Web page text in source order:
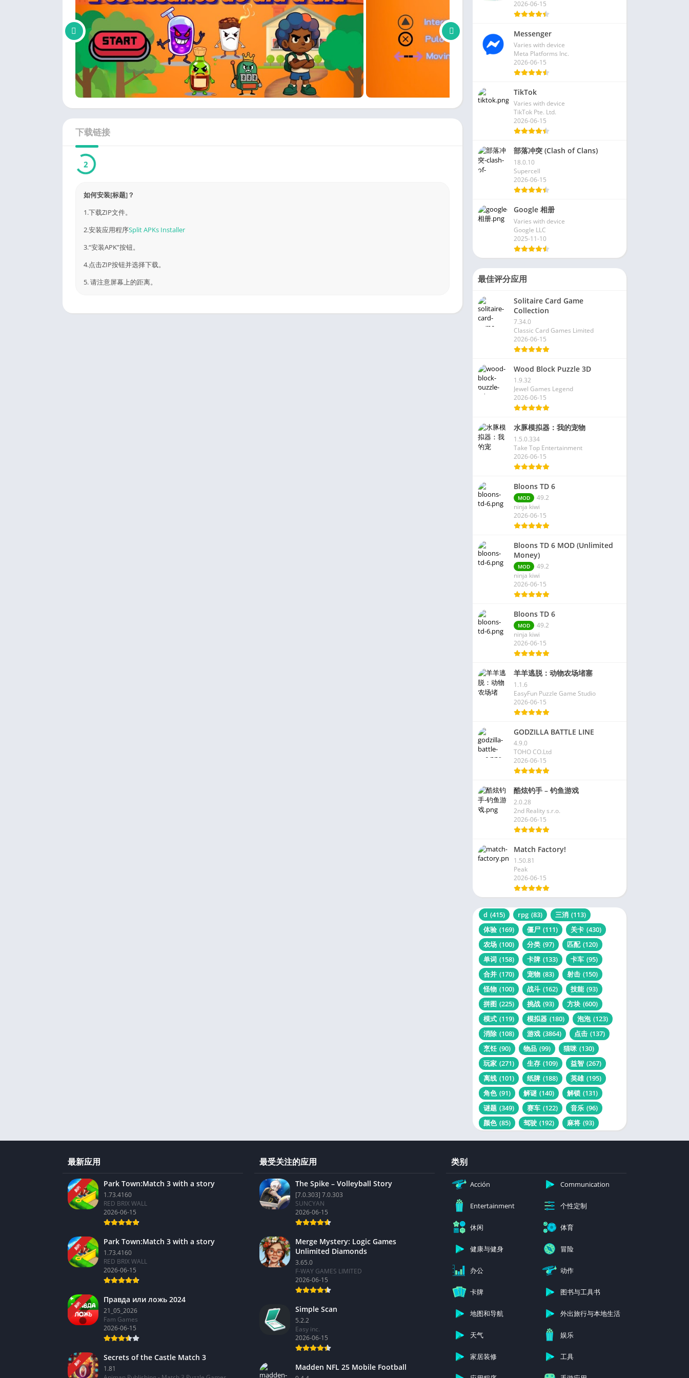
下载链接
1
如何安装[标题]？
1.下载ZIP文件。
2.安装应用程序Split APKs Installer
3.“安装APK”按钮。
4.点击ZIP按钮并选择下载。
5. 请注意屏幕上的距离。
2026-06-15
Messenger
Varies with device
Meta Platforms Inc.
2026-06-15
TikTok
Varies with device
TikTok Pte. Ltd.
2026-06-15
部落冲突 (Clash of Clans)
18.0.10
Supercell
2026-06-15
Google 相册
Varies with device
Google LLC
2025-11-10
最佳评分应用
Solitaire Card Game
Collection
7.34.0
Classic Card Games Limited
2026-06-15
Wood Block Puzzle 3D
1.9.32
Jewel Games Legend
2026-06-15
水豚模拟器：我的宠物
1.5.0.334
Take Top Entertainment
2026-06-15
Bloons TD 6
MOD
49.2
ninja kiwi
2026-06-15
Bloons TD 6 MOD (Unlimited
Money)
MOD
49.2
ninja kiwi
2026-06-15
Bloons TD 6
MOD
49.2
ninja kiwi
2026-06-15
羊羊逃脱：动物农场堵塞
1.1.6
EasyFun Puzzle Game Studio
2026-06-15
GODZILLA BATTLE LINE
4.9.0
TOHO CO.Ltd
2026-06-15
酷炫钓手 – 钓鱼游戏
2.0.28
2nd Reality s.r.o.
2026-06-15
Match Factory!
1.50.81
Peak
2026-06-15
d (415) rpg (83) 三消 (113)
体验 (169) 僵尸 (111) 关卡 (430)
农场 (100) 分类 (97) 匹配 (120)
单词 (158) 卡牌 (133) 卡车 (95)
合并 (170) 宠物 (83) 射击 (150)
怪物 (100) 战斗 (162) 技能 (93)
拼图 (225) 挑战 (93) 方块 (600)
模式 (119) 模拟器 (180) 泡泡 (123)
消除 (108) 游戏 (3864) 点击 (137)
烹饪 (90) 物品 (99) 猫咪 (130)
玩家 (271) 生存 (109) 益智 (267)
离线 (101) 纸牌 (188) 英雄 (195)
角色 (91) 解谜 (140) 解锁 (131)
谜题 (349) 赛车 (122) 音乐 (96)
颜色 (85) 驾驶 (192) 麻将 (93)
最新应用
新的
Park Town:Match 3 with a story
1.73.4160
RED BRIX WALL
2026-06-15
新的
Park Town:Match 3 with a story
1.73.4160
RED BRIX WALL
2026-06-15
新的
Правда или ложь 2024
21_05_2026
Fam Games
2026-06-15
新的
Secrets of the Castle Match 3
1.81
最受关注的应用
The Spike – Volleyball Story
[7.0.303] 7.0.303
SUNCYAN
2026-06-15
Merge Mystery: Logic Games
Unlimited Diamonds
3.65.0
F-WAY GAMES LIMITED
2026-06-15
Simple Scan
5.2.2
Easy inc.
2026-06-15
Madden NFL 25 Mobile Football
类别
Acción Communication
Entertainment 个性定制
休闲 体育
健康与健身 冒险
办公 动作
卡牌 图书与工具书
地图和导航 外出旅行与本地生活
天气 娱乐
家居装修 工具